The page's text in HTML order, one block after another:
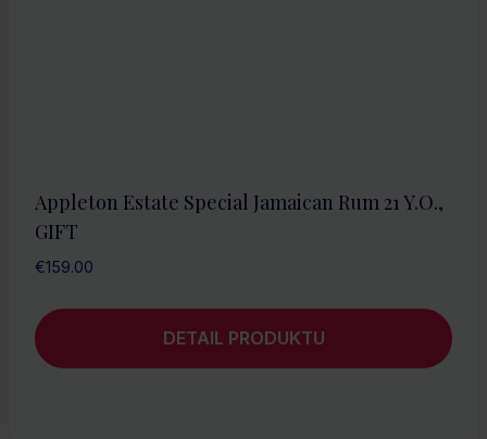
Appleton Estate Special Jamaican Rum 21 Y.O.,
GIFT
€159.00
DETAIL PRODUKTU